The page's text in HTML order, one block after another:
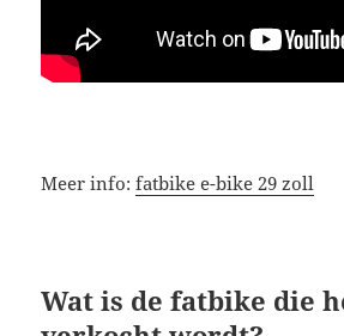
Meer info:fatbike e-bike 29 zoll
Wat is de fatbike die